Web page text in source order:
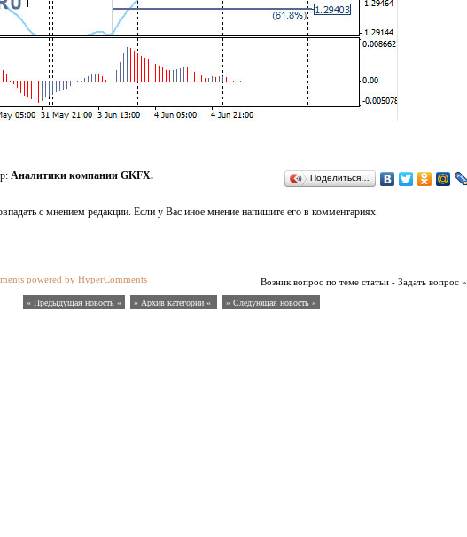
Аналитики компании GKFX. Поделиться…
с мнением редакции. Если у Вас иное мнение напишите его в комментариях.
Возник вопрос по теме статьи - Задать вопрос »
powered by HyperComments
« Предыдущая новость « » Архив категории « » Следующая новость »